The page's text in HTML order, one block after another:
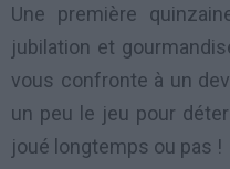
Une première
jubilation et
vous confronte à un
un peu le jeu pour
joué longtemps ou pas !